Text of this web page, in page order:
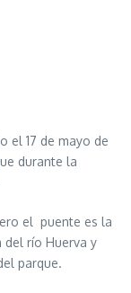
el 17 de mayo de
durante la
el puente es la
del río Huerva y
parque.